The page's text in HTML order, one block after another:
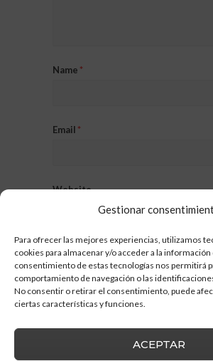
Gestionar
Para ofrecer las mejores experiencias, utilizamos
cookies para almacenar y/o acceder a la
consentimiento de estas tecnologías nos permitirá
comportamiento de navegación o las
No consentir o retirar el consentimiento, puede
ciertas características y funciones.
ACEPTAR
Name *
Email *
Website